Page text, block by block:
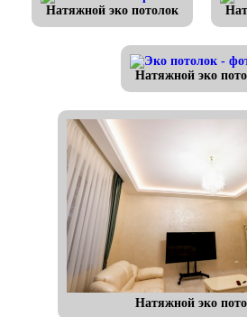
Натяжной эко потолок
Натяжной эко
Натяжной эко